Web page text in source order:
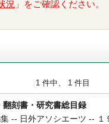
況 」をご確認ください。
1 件中、 1 件目
翻刻書・研究書総目録
-- 日外アソシエーツ -- １